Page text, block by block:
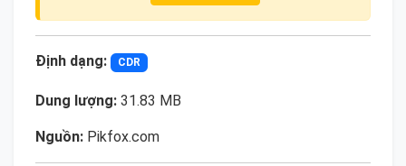
Định dạng: CDR
Dung lượng: 31.83 MB
Nguồn: Pikfox.com